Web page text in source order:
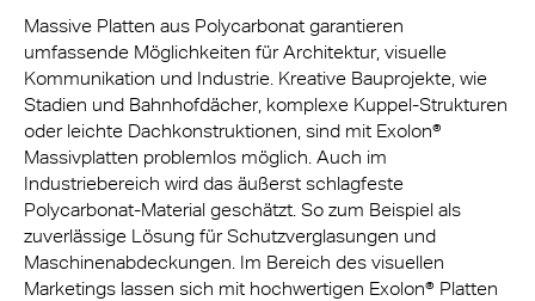
Massive Platten aus Polycarbonat garantieren
umfassende Möglichkeiten für Architektur, visuelle
Kommunikation und Industrie. Kreative Bauprojekte, wie
Stadien und Bahnhofdächer, komplexe Kuppel-Strukturen
oder leichte Dachkonstruktionen, sind mit Exolon®
Massivplatten problemlos möglich. Auch im
Industriebereich wird das äußerst schlagfeste
Polycarbonat-Material geschätzt. So zum Beispiel als
zuverlässige Lösung für Schutzverglasungen und
Maschinenabdeckungen. Im Bereich des visuellen
Marketings lassen sich mit hochwertigen Exolon® Platten